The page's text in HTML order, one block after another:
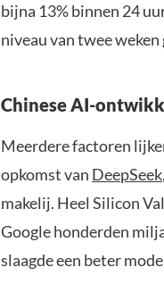
bijna 13% binnen 24
niveau van twee
Chinese AI-
Meerdere factoren
opkomst van DeepSeek
makelij. Heel Silicon
Google honderden
slaagde een beter